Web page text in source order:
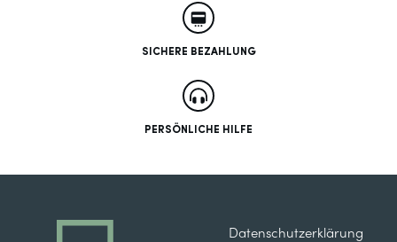
SICHERE BEZAHLUNG
PERSÖNLICHE HILFE
Datenschutzerklärung